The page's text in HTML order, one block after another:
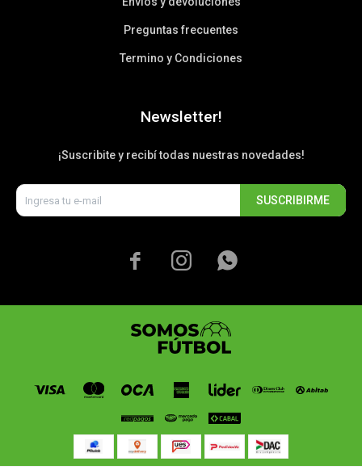
Preguntas frecuentes
Termino y Condiciones
Newsletter!
¡Suscribite y recibí todas nuestras novedades!
SUSCRIBIRME
  